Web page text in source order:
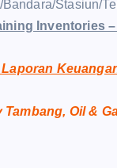
Stasiun/
Inventories
Oil &